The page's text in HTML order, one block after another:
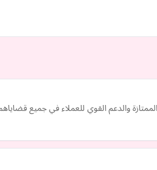
والدعم القوي للعملاء في جميع